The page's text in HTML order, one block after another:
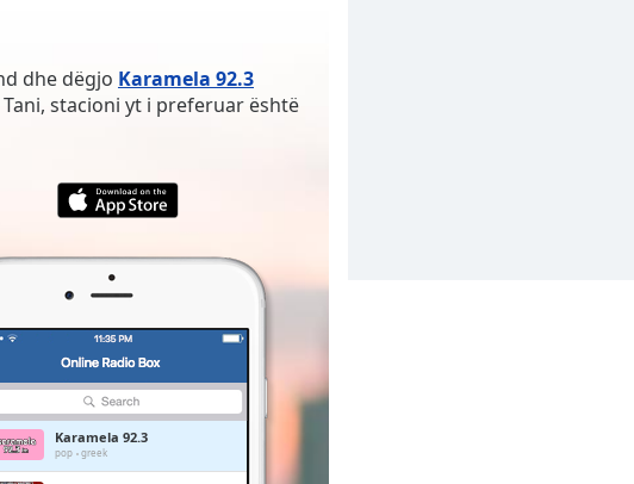
dhe dëgjo Karamela 92.3
stacioni yt i preferuar është
Karamela 92.3
pop greek